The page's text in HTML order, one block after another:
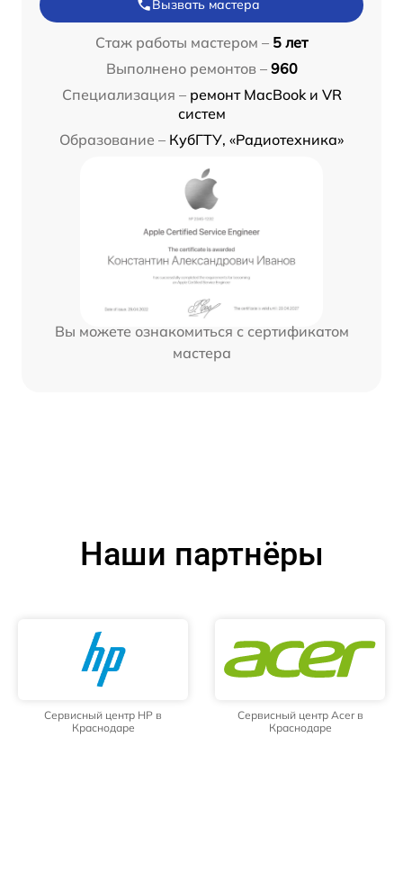
Вызвать мастера
Стаж работы мастером – 5 лет
Выполнено ремонтов – 960
Специализация – ремонт MacBook и VR
систем
Образование – КубГТУ, «Радиотехника»
Вы можете ознакомиться с сертификатом
мастера
Наши партнёры
Сервисный центр HP в
Краснодаре
Сервисный центр Acer в
Краснодаре